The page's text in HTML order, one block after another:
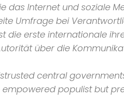
das Internet und soziale
Umfrage bei
die erste internationale
über die
central
populist but